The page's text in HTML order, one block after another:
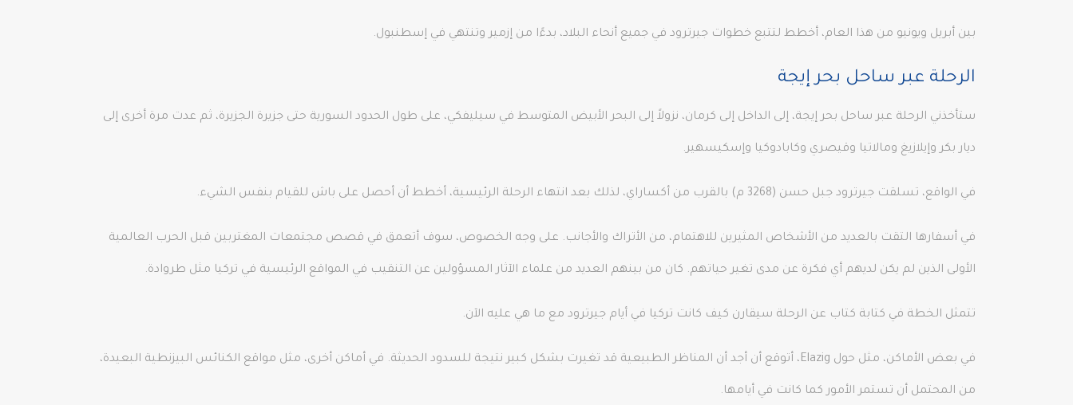
بين أبريل ويونيو من هذا العام، أخطط لتتبع خطوات جيرترود في جميع أنحاء البلاد، بدءًا من إزمير وتنتهي في إسطنبول.
الرحلة عبر ساحل بحر إيجة
ستأخذني الرحلة عبر ساحل بحر إيجة، إلى الداخل إلى كرمان، نزولاً إلى البحر الأبيض المتوسط في سيليفكي، على طول الحدود السورية حتى جزيرة الجزيرة، ثم عدت مرة أخرى إلى
ديار بكر وإيلازيغ ومالاتيا وقيصري وكابادوكيا وإسكيسهير.
في الواقع، تسلقت جيرترود جبل حسن (3268 م) بالقرب من أكساراي، لذلك بعد انتهاء الرحلة الرئيسية، أخطط أن أحصل على باش للقيام بنفس الشيء.
في أسفارها التقت بالعديد من الأشخاص المثيرين للاهتمام، من الأتراك والأجانب. على وجه الخصوص، سوف أتعمق في قصص مجتمعات المغتربين قبل الحرب العالمية
الأولى الذين لم يكن لديهم أي فكرة عن مدى تغير حياتهم. كان من بينهم العديد من علماء الآثار المسؤولين عن التنقيب في المواقع الرئيسية في تركيا مثل طروادة.
تتمثل الخطة في كتابة كتاب عن الرحلة سيقارن كيف كانت تركيا في أيام جيرترود مع ما هي عليه الآن.
في بعض الأماكن، مثل حول Elazig، أتوقع أن أجد أن المناظر الطبيعية قد تغيرت بشكل كبير نتيجة للسدود الحديثة. في أماكن أخرى، مثل مواقع الكنائس البيزنطية البعيدة،
من المحتمل أن تستمر الأمور كما كانت في أيامها.